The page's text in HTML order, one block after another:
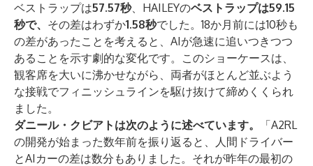
ベストラップは57.57秒、HAILEYのベストラップは59.15
秒で、 その差はわずか1.58秒でした。18か月前には10秒も
の差があったことを考えると、AIが急速に追いつきつつ
あることを示す劇的な変化です。このショーケースは、
観客席を大いに沸かせながら、両者がほとんど並ぶよう
な接戦でフィニッシュラインを駆け抜けて締めくくられ
ました。
ダニール・クビアトは次のように述べています。
「A2RL
の開発が始まった数年前を振り返ると、人間ドライバー
とAIカーの差は数分もありました。それが昨年の最初の